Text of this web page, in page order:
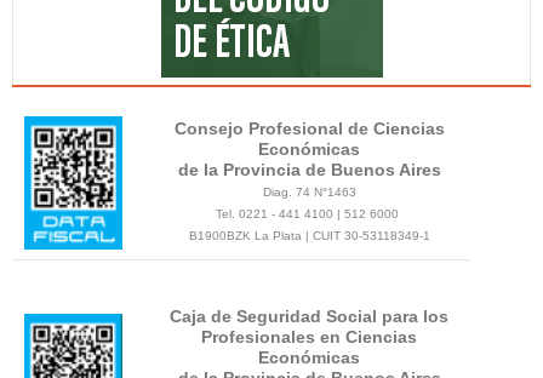
Consejo Profesional de Ciencias
Económicas
de la Provincia de Buenos Aires
Diag. 74 N°1463
Tel. 0221 - 441 4100 | 512 6000
B1900BZK La Plata | CUIT 30-53118349-1
Caja de Seguridad Social para los
Profesionales en Ciencias
Económicas